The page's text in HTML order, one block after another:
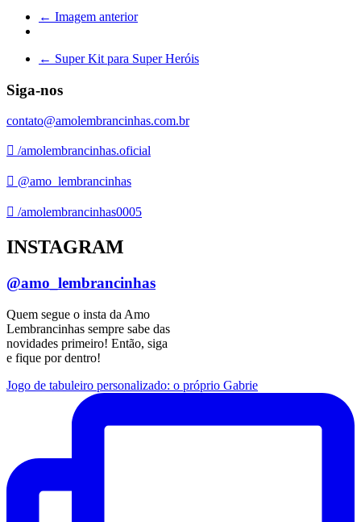
← Imagem anterior
← Super Kit para Super Heróis
Siga-nos
contato@amolembrancinhas.com.br
/amolembrancinhas.oficial
@amo_lembrancinhas
/amolembrancinhas0005
INSTAGRAM
@amo_lembrancinhas
Quem segue o insta da Amo
Lembrancinhas sempre sabe das
novidades primeiro! Então, siga
e fique por dentro!
Jogo de tabuleiro personalizado: o próprio Gabrie